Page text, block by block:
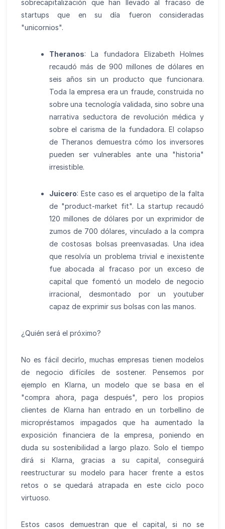
sobrecapitalización que han llevado al fracaso de
startups que en su día fueron consideradas
"unicornios".
Theranos: La fundadora Elizabeth Holmes
recaudó más de 900 millones de dólares en
seis años sin un producto que funcionara.
Toda la empresa era un fraude, construida no
sobre una tecnología validada, sino sobre una
narrativa seductora de revolución médica y
sobre el carisma de la fundadora. El colapso
de Theranos demuestra cómo los inversores
pueden ser vulnerables ante una "historia"
irresistible.
Juicero: Este caso es el arquetipo de la falta
de "product-market fit". La startup recaudó
120 millones de dólares por un exprimidor de
zumos de 700 dólares, vinculado a la compra
de costosas bolsas preenvasadas. Una idea
que resolvía un problema trivial e inexistente
fue abocada al fracaso por un exceso de
capital que fomentó un modelo de negocio
irracional, desmontado por un youtuber
capaz de exprimir sus bolsas con las manos.
¿Quién será el próximo?
No es fácil decirlo, muchas empresas tienen modelos
de negocio difíciles de sostener. Pensemos por
ejemplo en Klarna, un modelo que se basa en el
"compra ahora, paga después", pero los propios
clientes de Klarna han entrado en un torbellino de
micropréstamos impagados que ha aumentado la
exposición financiera de la empresa, poniendo en
duda su sostenibilidad a largo plazo. Solo el tiempo
dirá si Klarna, gracias a su capital, conseguirá
reestructurar su modelo para hacer frente a estos
retos o se quedará atrapada en este ciclo poco
virtuoso.
Estos casos demuestran que el capital, si no se